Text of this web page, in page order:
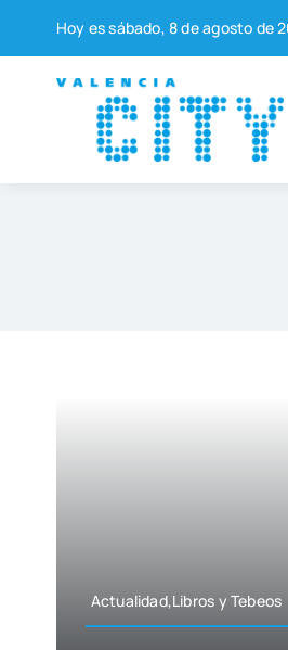
contenido
Hoy es sába­do, 8 de agos­to de
Actualidad,Libros y Tebeos